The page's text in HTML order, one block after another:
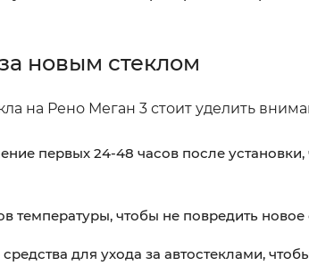
новым стеклом
на Рено Меган 3 стоит уделить
первых 24-48 часов после
температуры, чтобы не повредить новое
для ухода за автостеклами,